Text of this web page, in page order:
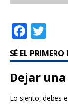
F
a
c
e
b
w
it
te
r
SÉ EL
Dejar
Lo siento, debes